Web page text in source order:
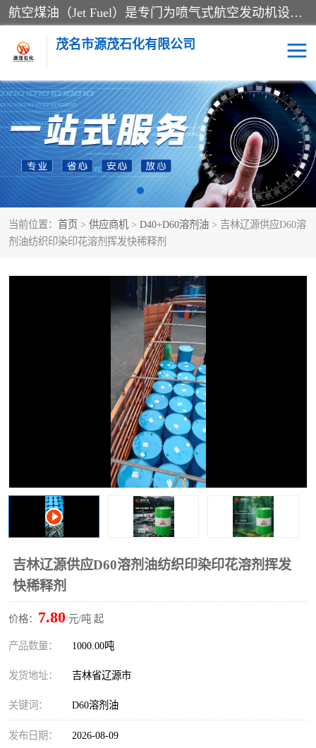
航空煤油（Jet Fuel）是专门为喷气式航空发动机设计的高纯度燃料，主要分为Jet A、Jet A-1和Jet B等类型。其特点是闪点高、低温流动性好，并添加了抗静电剂和抗氧化剂以确保飞行安全。航空煤油需
茂名市源茂石化有限公司
当前位置： 首页 > 供应商机 > D40+D60溶剂油 > 吉林辽源供应D60溶
剂油纺织印染印花溶剂挥发快稀释剂
吉林辽源供应D60溶剂油纺织印染印花溶剂挥发
快稀释剂
价格： 7.80 元/吨 起
产品数量： 1000.00吨
发货地址： 吉林省辽源市
关键词： D60溶剂油
发布日期： 2026-08-09
RP3航空煤油 D20+D30溶剂油
D40+D60溶剂油 D80+D100溶剂油
6号+120号溶剂油 260号溶剂油
异构烷烃 天然乳胶
46+68号化妆级白油